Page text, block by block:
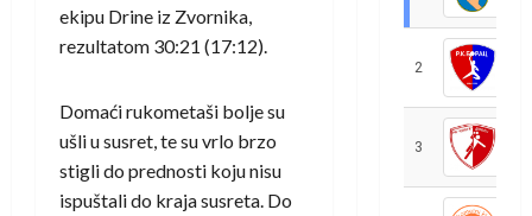
ekipu Drine iz Zvornika,
rezultatom 30:21 (17:12).
Domaći rukometaši bolje su
ušli u susret, te su vrlo brzo
stigli do prednosti koju nisu
ispuštali do kraja susreta. Do
2
3